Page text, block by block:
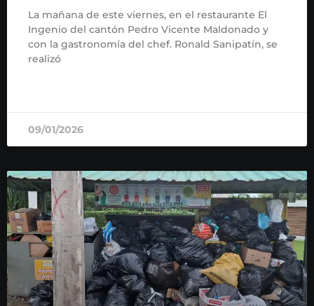
La mañana de este viernes, en el restaurante El
Ingenio del cantón Pedro Vicente Maldonado y
con la gastronomía del chef. Ronald Sanipatín, se
realizó
09/01/2026